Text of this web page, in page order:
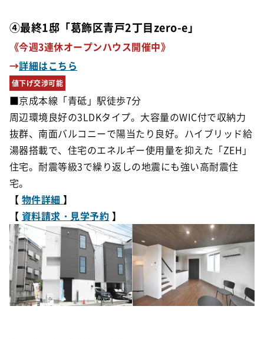
④最終1邸「葛飾区青戸2丁目zero-e」
《今週3連休オープンハウス開催中》
→詳細はこちら
値下げ交渉可能
■京成本線「青砥」駅徒歩7分
周辺環境良好の3LDKタイプ。大容量のWIC付で収納力
抜群、南面バルコニーで陽当たり良好。ハイブリッド給
湯器搭載で、住宅のエネルギー使用量を抑えた「ZEH」
住宅。耐震等級3で繰り返しの地震にも強い高耐震住
宅。
【 物件詳細】
【 資料請求・見学予約 】